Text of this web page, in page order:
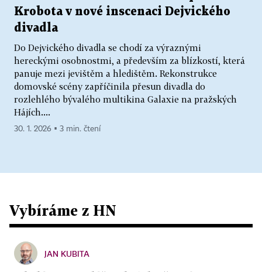
Krobota v nové inscenaci Dejvického
divadla
Do Dejvického divadla se chodí za výraznými
hereckými osobnostmi, a především za blízkostí, která
panuje mezi jevištěm a hledištěm. Rekonstrukce
domovské scény zapříčinila přesun divadla do
rozlehlého bývalého multikina Galaxie na pražských
Hájích....
30. 1. 2026 ▪ 3 min. čtení
Vybíráme z HN
JAN KUBITA